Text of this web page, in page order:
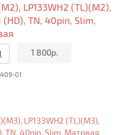
LP133WH2 (TL)(M2),
(HD), TN, 40pin, Slim,
1 800р.
01